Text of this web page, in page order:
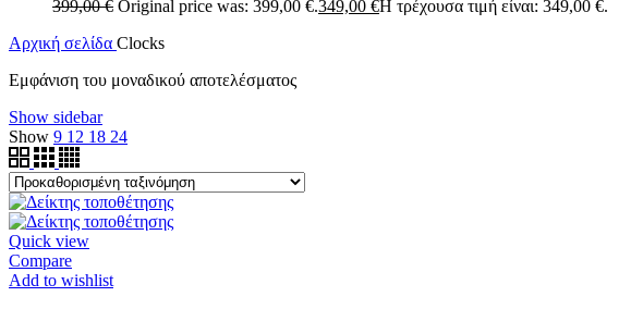
399,00€ Original price was: 399,00 €.349,00 €Η τρέχουσα τιμή είναι: 349,00 €.
Αρχική σελίδα Clocks
Εμφάνιση του μοναδικού αποτελέσματος
Show sidebar
Show 9 12 18 24
Quick view
Compare
Add to wishlist